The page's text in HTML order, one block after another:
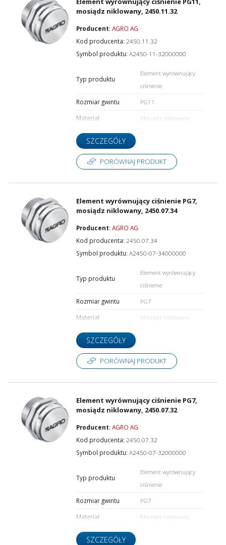
mosiądz niklowany, 2450.11.32
Producent:AGRO AG
Kod producenta: 2450.11.32
Symbol produktu:A2450-11-32000000
Typ produktu
Element wyrównujący
ciśnienie
Rozmiar gwintu
PG11
Materiał
Mosiądz niklowany
SZCZEGÓŁY
PORÓWNAJ PRODUKT
Element wyrównujący ciśnienie PG7,
mosiądz niklowany, 2450.07.34
Producent:AGRO AG
Kod producenta: 2450.07.34
Symbol produktu:A2450-07-34000000
Typ produktu
Element wyrównujący
ciśnienie
Rozmiar gwintu
PG7
Materiał
Mosiądz niklowany
SZCZEGÓŁY
PORÓWNAJ PRODUKT
Element wyrównujący ciśnienie PG7,
mosiądz niklowany, 2450.07.32
Producent:AGRO AG
Kod producenta: 2450.07.32
Symbol produktu:A2450-07-32000000
Typ produktu
Element wyrównujący
ciśnienie
Rozmiar gwintu
PG7
Materiał
Mosiądz niklowany
SZCZEGÓŁY